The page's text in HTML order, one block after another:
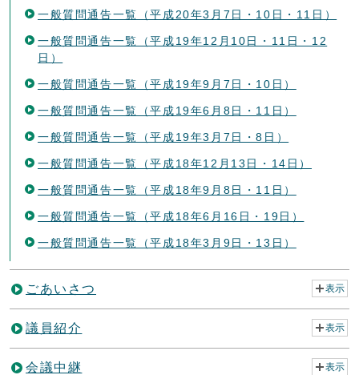
一般質問通告一覧（平成20年3月7日・10日・11日）
一般質問通告一覧（平成19年12月10日・11日・12
日）
一般質問通告一覧（平成19年9月7日・10日）
一般質問通告一覧（平成19年6月8日・11日）
一般質問通告一覧（平成19年3月7日・8日）
一般質問通告一覧（平成18年12月13日・14日）
一般質問通告一覧（平成18年9月8日・11日）
一般質問通告一覧（平成18年6月16日・19日）
一般質問通告一覧（平成18年3月9日・13日）
ごあいさつ 表示
議員紹介 表示
会議中継 表示